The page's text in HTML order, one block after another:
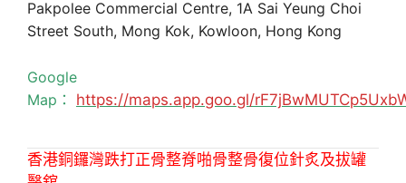
Pakpolee Commercial Centre, 1A Sai Yeung Choi
Street South, Mong Kok, Kowloon, Hong Kong
Google
Map： https://maps.app.goo.gl/
香港銅鑼灣跌打正骨整脊啪骨整骨復位針炙及拔罐